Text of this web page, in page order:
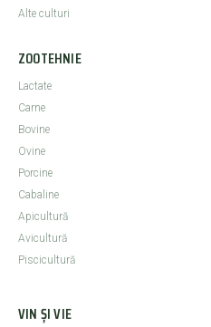
Alte culturi
ZOOTEHNIE
Lactate
Carne
Bovine
Ovine
Porcine
Cabaline
Apicultură
Avicultură
Piscicultură
VIN ȘI VIE